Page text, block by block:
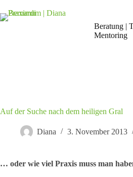
Inhalt
springen
Beratung |
Mentoring
Auf der Suche nach dem heiligen Gral
Diana 3. November 2013
… oder wie viel Praxis muss man